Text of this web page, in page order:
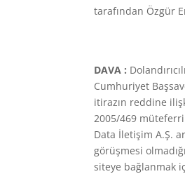
tarafından Özgür
DAVA :
Cumhuriyet
itirazın reddine
2005/469
Data İletişim A.Ş.
görüşmesi
siteye bağlanmak